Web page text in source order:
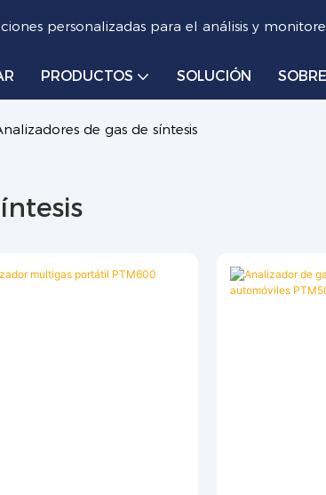
personalizadas para el análisis y
PRODUCTOS SOLUCIÓN
de gas de síntesis